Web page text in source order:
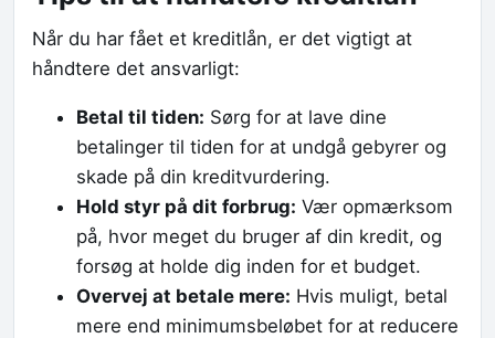
Når du har fået et kreditlån, er det vigtigt at
håndtere det ansvarligt:
Betal til tiden: Sørg for at lave dine
betalinger til tiden for at undgå gebyrer og
skade på din kreditvurdering.
Hold styr på dit forbrug: Vær opmærksom
på, hvor meget du bruger af din kredit, og
forsøg at holde dig inden for et budget.
Overvej at betale mere: Hvis muligt, betal
mere end minimumsbeløbet for at reducere